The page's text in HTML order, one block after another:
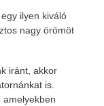
ilyen kiváló
nagy örömöt
iránt, akkor
is.
amelyekben